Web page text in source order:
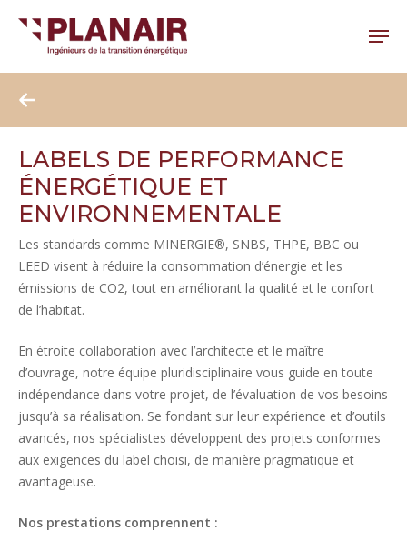
content
Menu
LABELS DE PERFORMANCE
ÉNERGÉTIQUE ET
ENVIRONNEMENTALE
Les standards comme MINERGIE®, SNBS, THPE, BBC ou
LEED visent à réduire la consommation d’énergie et les
émissions de CO2, tout en améliorant la qualité et le confort
de l’habitat.
En étroite collaboration avec l’architecte et le maître
d’ouvrage, notre équipe pluridisciplinaire vous guide en toute
indépendance dans votre projet, de l’évaluation de vos besoins
jusqu’à sa réalisation. Se fondant sur leur expérience et d’outils
avancés, nos spécialistes développent des projets conformes
aux exigences du label choisi, de manière pragmatique et
avantageuse.
Nos prestations comprennent :
Menu